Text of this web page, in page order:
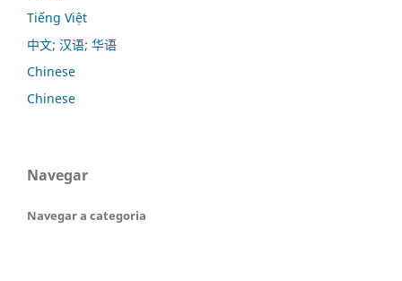
Tiếng Việt
中文; 汉语; 华语
Chinese
Chinese
Navegar
Navegar a categoria